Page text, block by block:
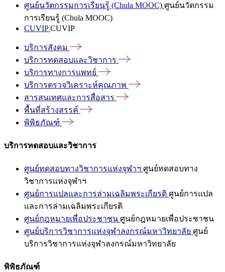
ศูนย์นวัตกรรมการเรียนรู้ (Chula MOOC) ศูนย์นวัตกรรม
การเรียนรู้ (Chula MOOC)
CUVIPCUVIP
บริการสังคม
บริการทดสอบและวิชาการ
บริการทางการแพทย์
บริการตรวจวิเคราะห์คุณภาพ
สารสนเทศและการสื่อสาร
พื้นที่สร้างสรรค์
พิพิธภัณฑ์
บริการทดสอบและวิชาการ
ศูนย์ทดสอบทางวิชาการแห่งจุฬาฯ ศูนย์ทดสอบทาง
วิชาการแห่งจุฬาฯ
ศูนย์การแปลและการล่ามเฉลิมพระเกียรติ ศูนย์การแปล
และการล่ามเฉลิมพระเกียรติ
ศูนย์กฎหมายเพื่อประชาชน ศูนย์กฎหมายเพื่อประชาชน
ศูนย์บริการวิชาการแห่งจุฬาลงกรณ์มหาวิทยาลัย ศูนย์
บริการวิชาการแห่งจุฬาลงกรณ์มหาวิทยาลัย
พิพิธภัณฑ์